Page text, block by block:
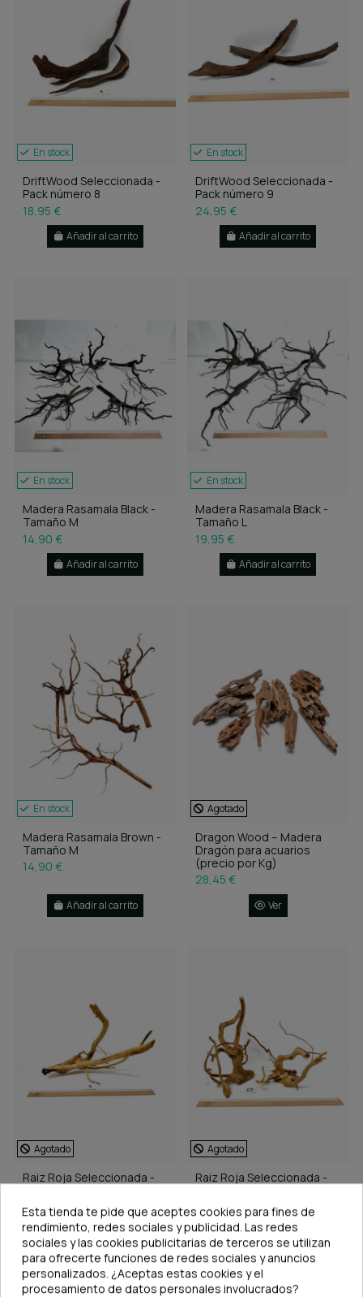
En stock
DriftWood Seleccionada -
Pack número 8
18,95 €
Añadir al carrito
En stock
DriftWood Seleccionada -
Pack número 9
24,95 €
Añadir al carrito
En stock
Madera Rasamala Black -
Tamaño M
14,90 €
Añadir al carrito
En stock
Madera Rasamala Black -
Tamaño L
19,95 €
Añadir al carrito
En stock
Madera Rasamala Brown -
Tamaño M
14,90 €
Añadir al carrito
Agotado
Dragon Wood – Madera
Dragón para acuarios
(precio por Kg)
28,45 €
Ver
Agotado
Raiz Roja Seleccionada -
16,95 €
Ver
Agotado
Raiz Roja Seleccionada -
19,95 €
Ver
Esta tienda te pide que aceptes cookies para fines de
rendimiento, redes sociales y publicidad. Las redes
sociales y las cookies publicitarias de terceros se utilizan
para ofrecerte funciones de redes sociales y anuncios
personalizados. ¿Aceptas estas cookies y el
procesamiento de datos personales involucrados?